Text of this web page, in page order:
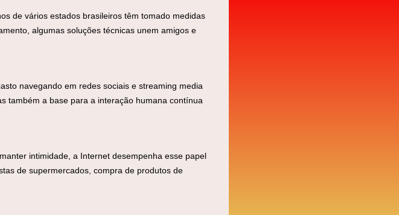
de vários estados brasileiros têm tomado medidas
algumas soluções técnicas unem amigos e
navegando em redes sociais e streaming media
também a base para a interação humana contínua
intimidade, a Internet desempenha esse papel
de supermercados, compra de produtos de